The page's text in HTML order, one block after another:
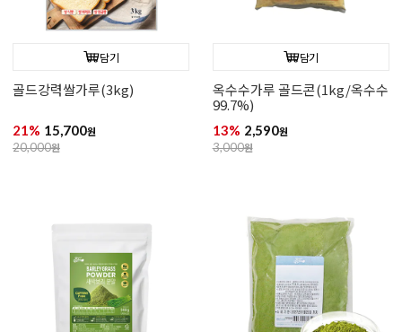
담기
골드강력쌀가루(3kg)
21% 15,700원
20,000원
담기
옥수수가루 골드콘(1kg/옥수수
99.7%)
13% 2,590원
3,000원